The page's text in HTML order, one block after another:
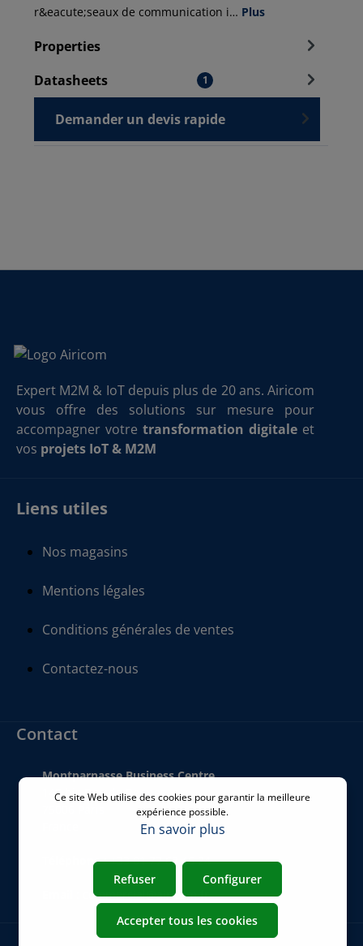
r&eacute;seaux de communication i… Plus
Properties
Datasheets
1
Demander un devis rapide
Expert M2M & IoT depuis plus de 20 ans. Airicom
vous offre des solutions sur mesure pour
accompagner votre transformation digitale et
vos projets IoT & M2M
Liens utiles
Nos magasins
Mentions légales
Conditions générales de ventes
Contactez-nous
Contact
Montparnasse Business Centre
140 bis Rue de Rennes
Téléphone:+33 01 77 62 46 24
commercial@airicom.fr
Ce site Web utilise des cookies pour garantir la meilleure
expérience possible.
En savoir plus
Refuser Configurer
Accepter tous les cookies